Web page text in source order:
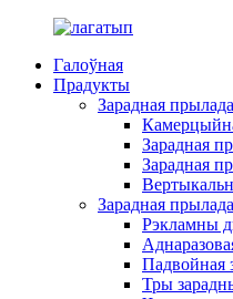
Галоўная
Прадукты
Зарадная
Зарадная
Зарадная
Зарадная
Рэкламны
Падвойная
Тры